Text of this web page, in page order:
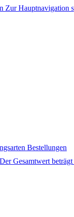
Zur Hauptnavigation
Bestellungen
Gesamtwert